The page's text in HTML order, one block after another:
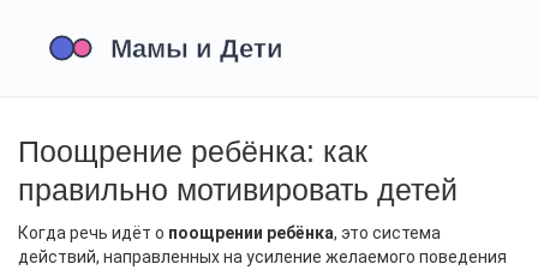
Поощрение ребёнка: как
правильно мотивировать детей
Когда речь идёт о поощрении ребёнка, это система
действий, направленных на усиление желаемого поведения